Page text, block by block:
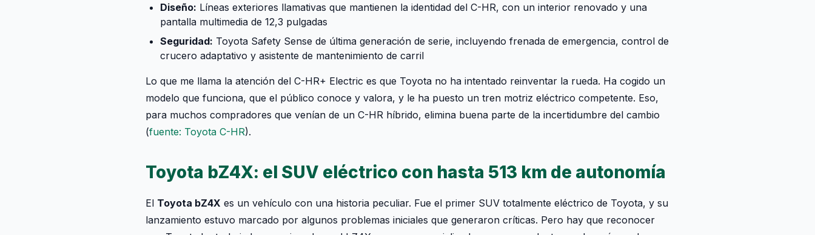
Diseño: Líneas exteriores llamativas que mantienen la identidad del C-HR, con un interior renovado y una
pantalla multimedia de 12,3 pulgadas
Seguridad: Toyota Safety Sense de última generación de serie, incluyendo frenada de emergencia, control de
crucero adaptativo y asistente de mantenimiento de carril
Lo que me llama la atención del C-HR+ Electric es que Toyota no ha intentado reinventar la rueda. Ha cogido un
modelo que funciona, que el público conoce y valora, y le ha puesto un tren motriz eléctrico competente. Eso,
para muchos compradores que venían de un C-HR híbrido, elimina buena parte de la incertidumbre del cambio
(fuente: Toyota C-HR).
Toyota bZ4X: el SUV eléctrico con hasta 513 km de autonomía
El Toyota bZ4X es un vehículo con una historia peculiar. Fue el primer SUV totalmente eléctrico de Toyota, y su
lanzamiento estuvo marcado por algunos problemas iniciales que generaron críticas. Pero hay que reconocer